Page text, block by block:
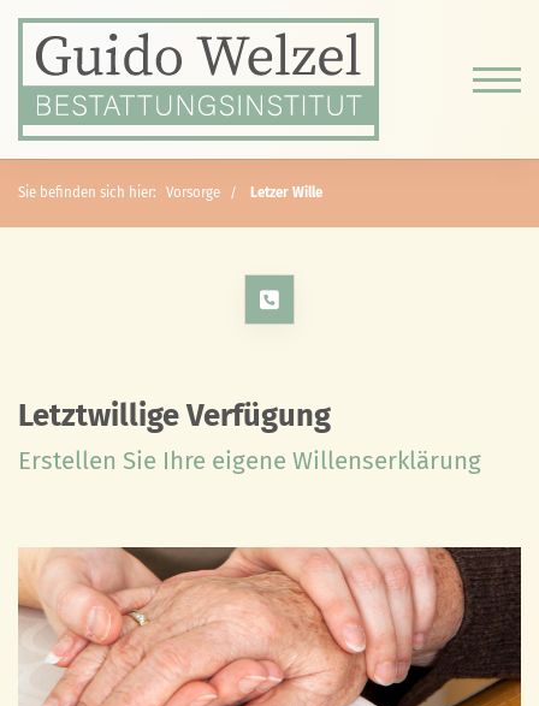
Sie befinden sich hier: Vorsorge Letzer Wille
Letztwillige Verfügung
Erstellen Sie Ihre eigene Willenserklärung